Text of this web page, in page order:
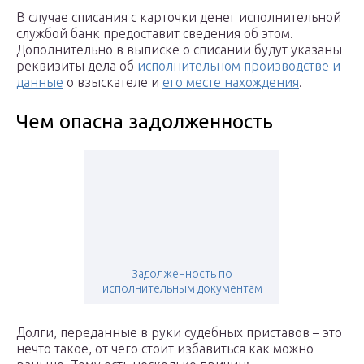
В случае списания с карточки денег исполнительной
службой банк предоставит сведения об этом.
Дополнительно в выписке о списании будут указаны
реквизиты дела об исполнительном производстве и
данные о взыскателе и его месте нахождения.
Чем опасна задолженность
Задолженность по
исполнительным документам
Долги, переданные в руки судебных приставов – это
нечто такое, от чего стоит избавиться как можно